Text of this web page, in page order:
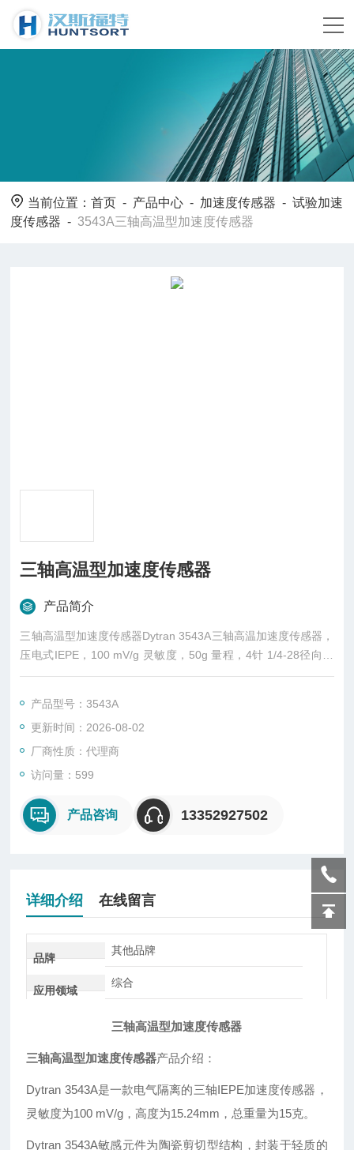
当前位置：首页 - 产品中心 - 加速度传感器 -试验加速
度传感器 -3543A三轴高温型加速度传感器
三轴高温型加速度传感器
产品简介
三轴高温型加速度传感器Dytran 3543A三轴高温加速度传感器，
压电式IEPE，100 mV/g 灵敏度，50g 量程，4针 1/4-28径向信
号接头，10-32螺孔安装，15克重量，-51至160°C使用温度
产品型号：3543A
更新时间：2026-08-02
厂商性质：代理商
访问量：599
产品咨询 13352927502
详细介绍 在线留言
品牌
其他品牌
应用领域
综合
三轴高温型加速度传感器
三轴高温型加速度传感器产品介绍：
Dytran 3543A是一款电气隔离的三轴IEPE加速度传感器，
灵敏度为100 mV/g，高度为15.24mm，总重量为15克。
Dytran 3543A敏感元件为陶瓷剪切型结构，封装于轻质的